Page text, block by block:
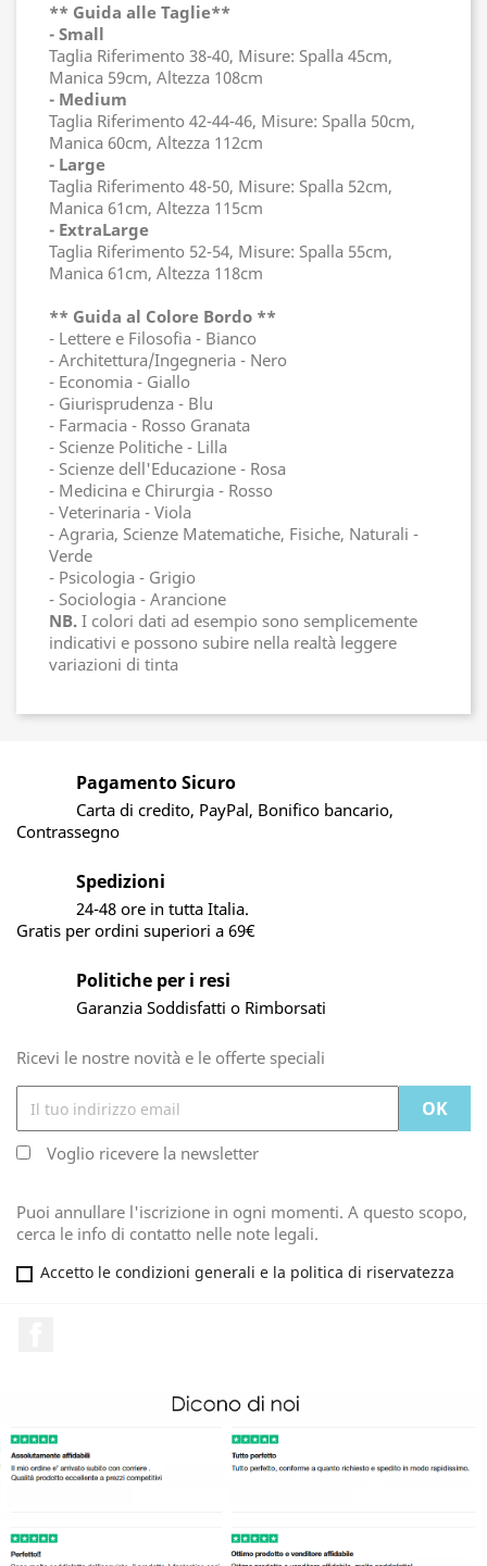
** Guida alle Taglie**
- Small
Taglia Riferimento 38-40, Misure: Spalla 45cm,
Manica 59cm, Altezza 108cm
- Medium
Taglia Riferimento 42-44-46, Misure: Spalla 50cm,
Manica 60cm, Altezza 112cm
- Large
Taglia Riferimento 48-50, Misure: Spalla 52cm,
Manica 61cm, Altezza 115cm
- ExtraLarge
Taglia Riferimento 52-54, Misure: Spalla 55cm,
Manica 61cm, Altezza 118cm
** Guida al Colore Bordo **
- Lettere e Filosofia - Bianco
- Architettura/Ingegneria - Nero
- Economia - Giallo
- Giurisprudenza - Blu
- Farmacia - Rosso Granata
- Scienze Politiche - Lilla
- Scienze dell'Educazione - Rosa
- Medicina e Chirurgia - Rosso
- Veterinaria - Viola
- Agraria, Scienze Matematiche, Fisiche, Naturali -
Verde
- Psicologia - Grigio
- Sociologia - Arancione
NB. I colori dati ad esempio sono semplicemente
indicativi e possono subire nella realtà leggere
variazioni di tinta
Pagamento Sicuro
Carta di credito, PayPal, Bonifico bancario,
Contrassegno
Spedizioni
24-48 ore in tutta Italia.
Gratis per ordini superiori a 69€
Politiche per i resi
Garanzia Soddisfatti o Rimborsati
Ricevi le nostre novità e le offerte speciali
Voglio ricevere la newsletter
Puoi annullare l'iscrizione in ogni momenti. A questo scopo,
cerca le info di contatto nelle note legali.
Accetto le condizioni generali e la politica di riservatezza